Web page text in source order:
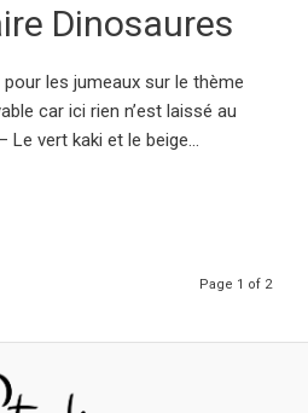
Dinosaures
les jumeaux sur le thème
car ici rien n’est laissé au
Le vert kaki et le beige...
Page 1 of 2